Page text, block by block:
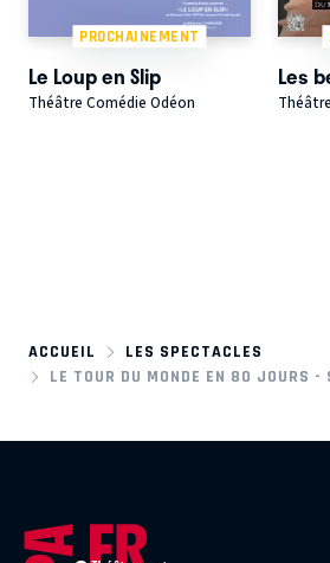
PROCHAINEMENT
Le Loup en Slip
Théâtre Comédie Odéon
Les
ACCUEIL
LES SPECTACLES
LE TOUR DU MONDE EN 80 JOURS -